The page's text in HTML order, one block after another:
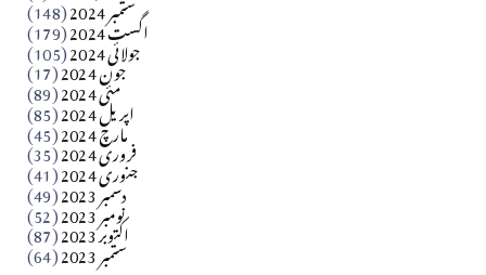
ستمبر 2024 (148) اگست 2024 (179) جولائی 2024 (105) جون 2024 (17) مئی 2024 (89) اپریل 2024 (85) مارچ 2024 (45) فروری 2024 (35) جنوری 2024 (41) دسمبر 2023 (49) نومبر 2023 (52) اکتوبر 2023 (87) ستمبر 2023 (64)